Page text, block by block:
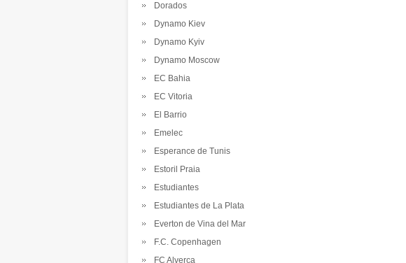
Dorados
Dynamo Kiev
Dynamo Kyiv
Dynamo Moscow
EC Bahia
EC Vitoria
El Barrio
Emelec
Esperance de Tunis
Estoril Praia
Estudiantes
Estudiantes de La Plata
Everton de Vina del Mar
F.C. Copenhagen
FC Alverca